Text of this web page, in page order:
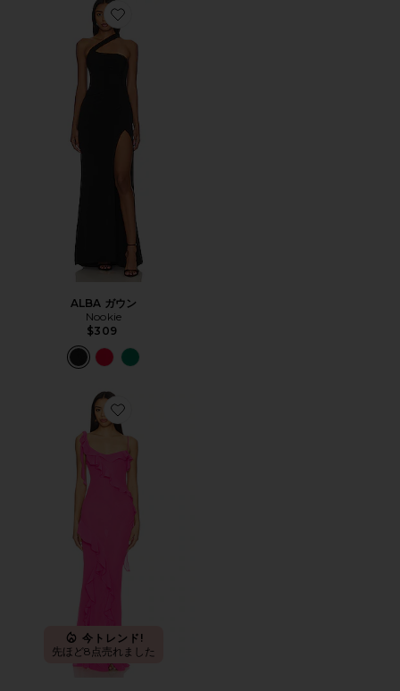
Favorite ALBA ガウン
ALBA ガウン
Nookie
$309
Favorite TEAGAN ガウン
今トレンド!
先ほど8点売れました